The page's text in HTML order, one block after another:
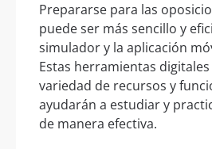
Prepararse para las
puede ser más sencillo y
simulador y la aplicación
Estas herramientas
variedad de recursos y
ayudarán a estudiar y
de manera efectiva.